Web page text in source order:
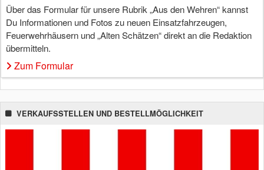
Über das Formular für unsere Rubrik „Aus den Wehren“ kannst
Du Informationen und Fotos zu neuen Einsatzfahrzeugen,
Feuerwehrhäusern und „Alten Schätzen“ direkt an die Redaktion
übermitteln.
Zum Formular
VERKAUFSSTELLEN UND BESTELLMÖGLICHKEIT